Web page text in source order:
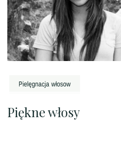
Piękne włosy